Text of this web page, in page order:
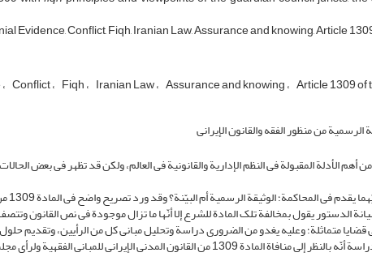
Evidence, Conflict, Fiqh, Iranian Law, Assurance and knowing, Article
Conflict Fiqh Iranian Law Assurance and knowing Article 1309 of
الرسمیة من منظور الفقه والقانون الإیرانی
أهم الأدلة المقبولة فی النظم الإداریة والقانونیة فی العالم، ولکن قد تظهر فی بعض
الدستور یقول بمخالفة تلک المادة للشرع إلا أنّها ما تزال موجودة فی نص القانون
متماثلة؛ وعلیه یغدو من الضروری دراسة وتحلیل مبانی کل من الرأیین، وتقدیم حلول
على الآخر، وکانت نتیجة الدراسة أنّه بالنظر إلى منافاة المادة 1309 من القانون